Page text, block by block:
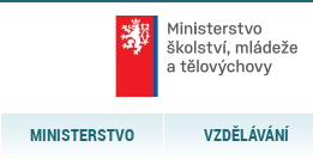
MINISTERSTVO VZDĚLÁVÁNÍ